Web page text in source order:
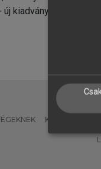
kiadvány.